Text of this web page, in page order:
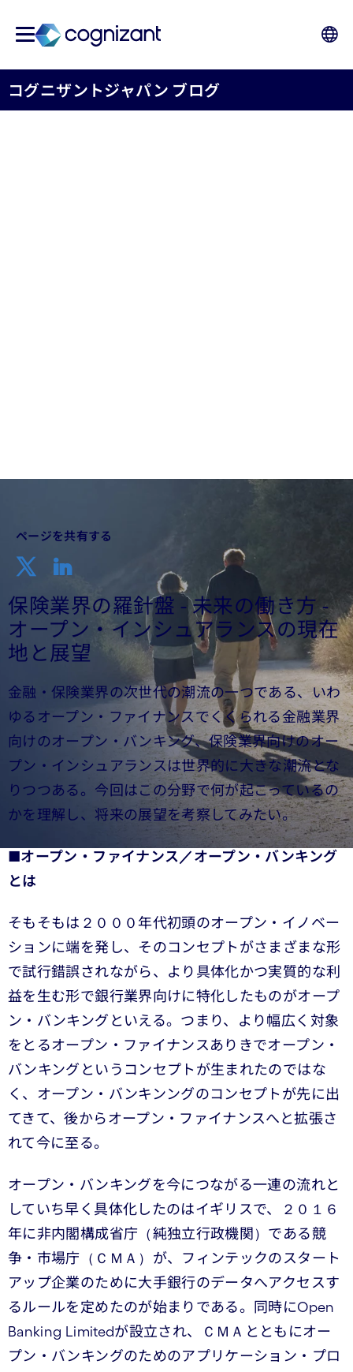
コグニザントジャパン ブログ
ページを共有する
保険業界の羅針盤 - 未来の働き方 -
オープン・インシュアランスの現在
地と展望
金融・保険業界の次世代の潮流の一つである、いわ
ゆるオープン・ファイナンスでくくられる金融業界
向けのオープン・バンキング、保険業界向けのオー
プン・インシュアランスは世界的に大きな潮流とな
りつつある。今回はこの分野で何が起こっているの
かを理解し、将来の展望を考察してみたい。
オープン・ファイナンス／オープン・バンキング
とは
そもそもは２０００年代初頭のオープン・イノベー
ションに端を発し、そのコンセプトがさまざまな形
で試行錯誤されながら、より具体化かつ実質的な利
益を生む形で銀行業界向けに特化したものがオープ
ン・バンキングといえる。つまり、より幅広く対象
をとるオープン・ファイナンスありきでオープン・
バンキングというコンセプトが生まれたのではな
く、オープン・バンキンングのコンセプトが先に出
てきて、後からオープン・ファイナンスへと拡張さ
れて今に至る。
オープン・バンキングを今につながる一連の流れと
していち早く具体化したのはイギリスで、２０１６
年に非内閣構成省庁（純独立行政機関）である競
争・市場庁（ＣＭＡ）が、フィンテックのスタート
アップ企業のために大手銀行のデータへアクセスす
るルールを定めたのが始まりである。同時にOpen
Banking Limitedが設立され、ＣＭＡとともにオー
プン・バンキングのためのアプリケーション・プロ